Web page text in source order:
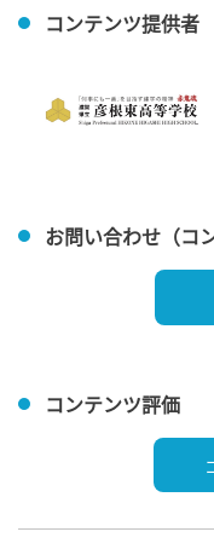
コンテンツ提供者
お問い合わせ（コ
コンテンツ評価